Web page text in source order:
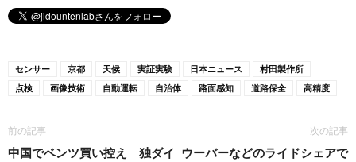
センサー 京都 天候 実証実験 日本ニュース
村田製作所
点検
画像技術 自動運転 自治体 路面感知 道路保全 高精度
前の記事
中国でベンツ買い控え 独ダイ
次の記事
ウーバーなどのライドシェアで